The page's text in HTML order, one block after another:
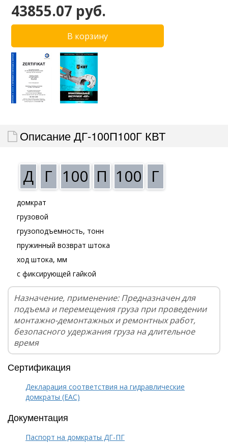
43855.07 руб.
Описание ДГ-100П100Г КВТ
Д Г 100 П 100 Г
домкрат
грузовой
грузоподъемность, тонн
пружинный возврат штока
ход штока, мм
с фиксирующей гайкой
Назначение, применение: Предназначен для
подъема и перемещения груза при проведении
монтажно-демонтажных и ремонтных работ,
безопасного удержания груза на длительное
время
Сертификация
Декларация соответствия на гидравлические
домкраты (EAC)
Документация
Паспорт на домкраты ДГ-ПГ